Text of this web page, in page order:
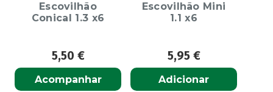
Escovilhão
Conical 1.3 x6
5,50 €
Acompanhar
Escovilhão Mini
1.1 x6
5,95 €
Adicionar